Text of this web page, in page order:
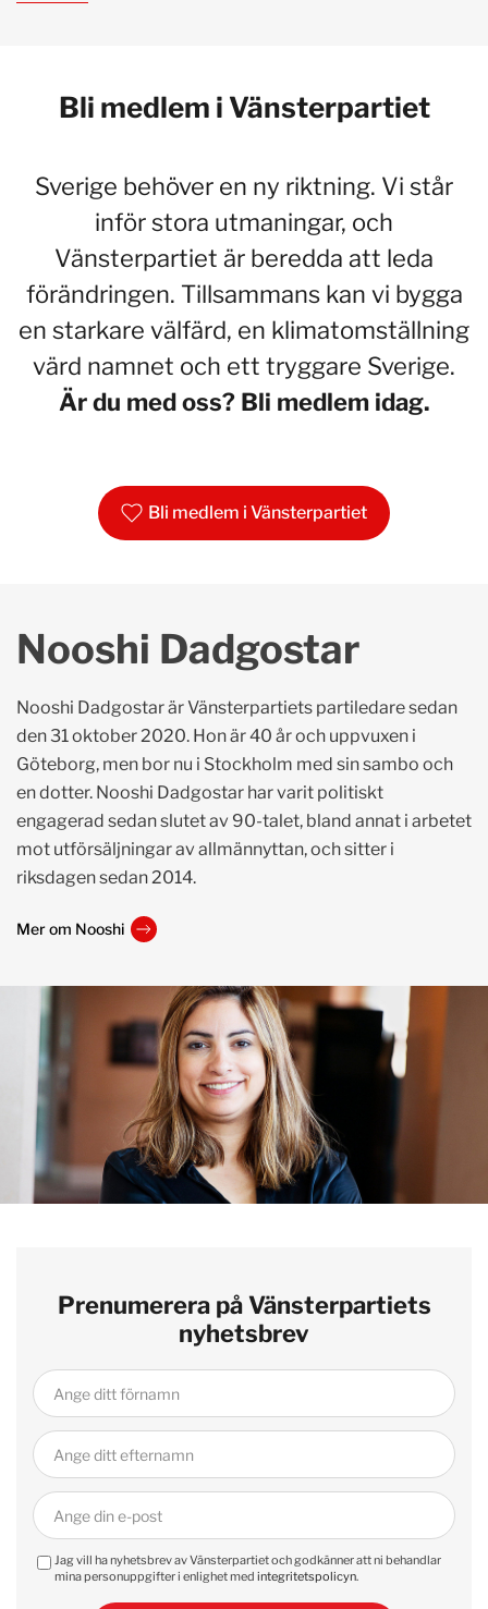
Bli medlem i Vänsterpartiet
Sverige behöver en ny riktning. Vi står
inför stora utmaningar, och
Vänsterpartiet är beredda att leda
förändringen. Tillsammans kan vi bygga
en starkare välfärd, en klimatomställning
värd namnet och ett tryggare Sverige.
Är du med oss? Bli medlem idag.
Bli medlem i Vänsterpartiet
Nooshi Dadgostar
Nooshi Dadgostar är Vänsterpartiets partiledare sedan
den 31 oktober 2020. Hon är 40 år och uppvuxen i
Göteborg, men bor nu i Stockholm med sin sambo och
en dotter. Nooshi Dadgostar har varit politiskt
engagerad sedan slutet av 90-talet, bland annat i arbetet
mot utförsäljningar av allmännyttan, och sitter i
riksdagen sedan 2014.
Mer om Nooshi
Prenumerera på Vänsterpartiets
nyhetsbrev
Jag vill ha nyhetsbrev av Vänsterpartiet och godkänner att ni behandlar
mina personuppgifter i enlighet med integritetspolicyn.